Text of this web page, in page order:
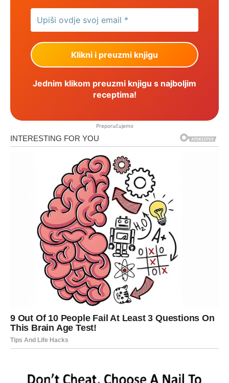
Jednim klikom preuzmi knjigu s najboljim
receptima!
Preporučujemo